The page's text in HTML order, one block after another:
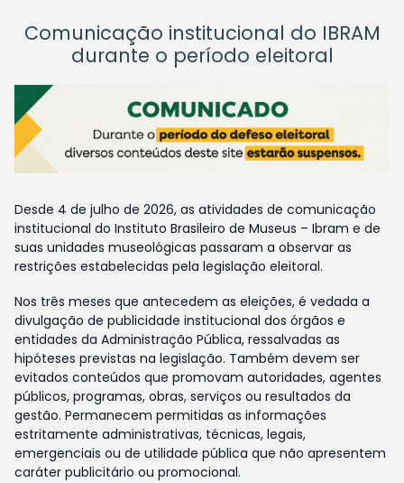
Comunicação institucional do IBRAM
durante o período eleitoral
Desde 4 de julho de 2026, as atividades de comunicação
institucional do Instituto Brasileiro de Museus – Ibram e de
suas unidades museológicas passaram a observar as
restrições estabelecidas pela legislação eleitoral.
Nos três meses que antecedem as eleições, é vedada a
divulgação de publicidade institucional dos órgãos e
entidades da Administração Pública, ressalvadas as
hipóteses previstas na legislação. Também devem ser
evitados conteúdos que promovam autoridades, agentes
públicos, programas, obras, serviços ou resultados da
gestão. Permanecem permitidas as informações
estritamente administrativas, técnicas, legais,
emergenciais ou de utilidade pública que não apresentem
caráter publicitário ou promocional.